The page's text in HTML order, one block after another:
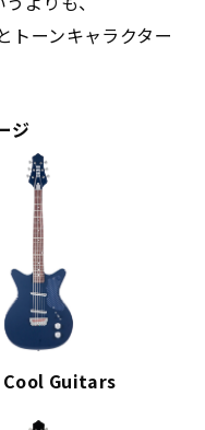
トーンキャラクター
ジ
Cool Guitars